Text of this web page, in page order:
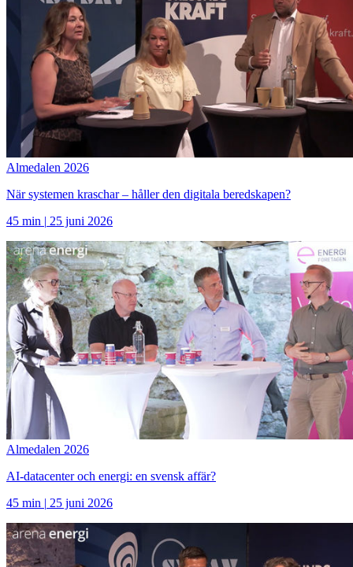
Almedalen 2026
När systemen kraschar – håller den digitala beredskapen?
45 min | 25 juni 2026
Almedalen 2026
AI-datacenter och energi: en svensk affär?
45 min | 25 juni 2026